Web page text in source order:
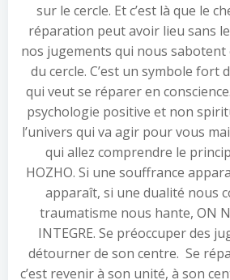
sur le cercle. Et c’est là que le
réparation peut avoir lieu sans
nos jugements qui nous
du cercle. C’est un symbole fort
qui veut se réparer en
psychologie positive et non
l’univers qui va agir pour vous
qui allez comprendre le
HOZHO. Si une souffrance
apparaît, si une dualité nous
traumatisme nous hante, ON
INTEGRE. Se préoccuper des
détourner de son centre. Se
c’est revenir à son unité, à son